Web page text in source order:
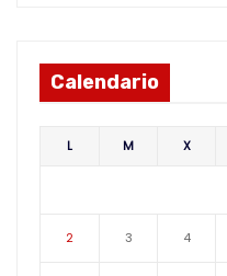
Calendario
L M X
2 3 4